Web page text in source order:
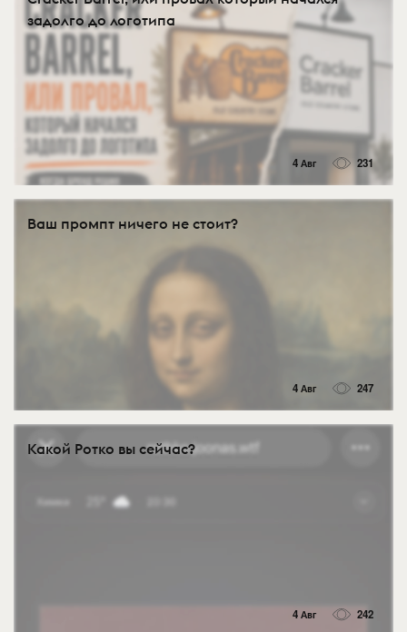
задолго до логотипа
4 Авг 231
Ваш промпт ничего не стоит?
4 Авг 247
Какой Ротко вы сейчас?
4 Авг 242